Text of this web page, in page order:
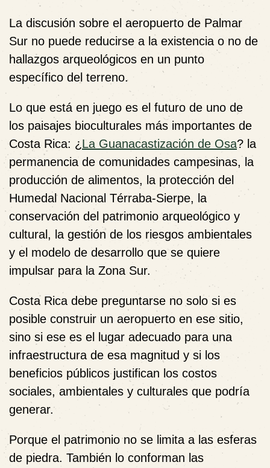
La discusión sobre el aeropuerto de Palmar
Sur no puede reducirse a la existencia o no de
hallazgos arqueológicos en un punto
específico del terreno.
Lo que está en juego es el futuro de uno de
los paisajes bioculturales más importantes de
Costa Rica: ¿ La Guanacastización de Osa? la
permanencia de comunidades campesinas, la
producción de alimentos, la protección del
Humedal Nacional Térraba-Sierpe, la
conservación del patrimonio arqueológico y
cultural, la gestión de los riesgos ambientales
y el modelo de desarrollo que se quiere
impulsar para la Zona Sur.
Costa Rica debe preguntarse no solo si es
posible construir un aeropuerto en ese sitio,
sino si ese es el lugar adecuado para una
infraestructura de esa magnitud y si los
beneficios públicos justifican los costos
sociales, ambientales y culturales que podría
generar.
Porque el patrimonio no se limita a las esferas
de piedra. También lo conforman las